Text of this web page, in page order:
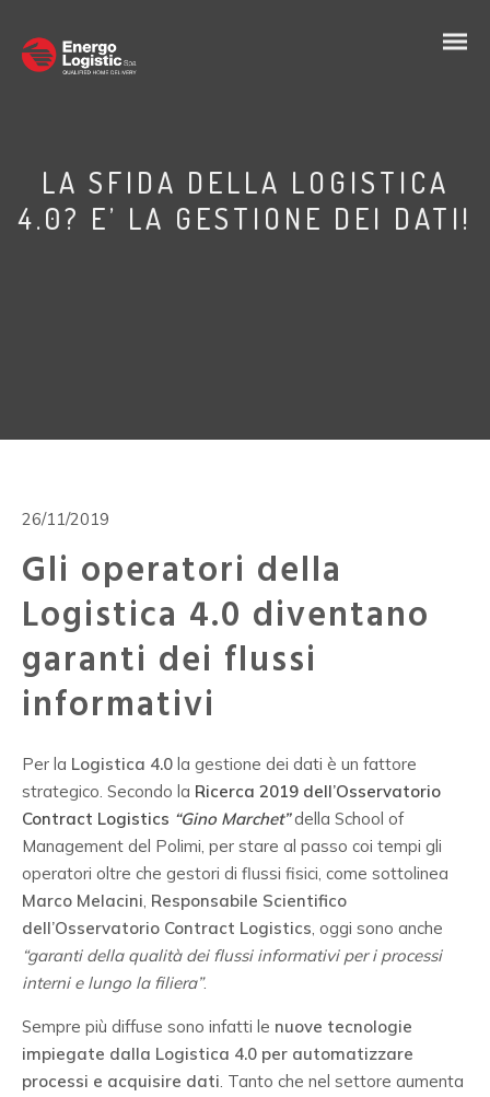
LA SFIDA DELLA LOGISTICA
4.0? E’ LA GESTIONE DEI DATI!
26/11/2019
Gli operatori della
Logistica 4.0 diventano
garanti dei flussi
informativi
Per la Logistica 4.0 la gestione dei dati è un fattore
strategico. Secondo la Ricerca 2019 dell’Osservatorio
Contract Logistics “Gino Marchet” della School of
Management del Polimi, per stare al passo coi tempi gli
operatori oltre che gestori di flussi fisici, come sottolinea
Marco Melacini, Responsabile Scientifico
dell’Osservatorio Contract Logistics, oggi sono anche
“garanti della qualità dei flussi informativi per i processi
interni e lungo la filiera”.
Sempre più diffuse sono infatti le nuove tecnologie
impiegate dalla Logistica 4.0 per automatizzare
processi e acquisire dati. Tanto che nel settore aumenta